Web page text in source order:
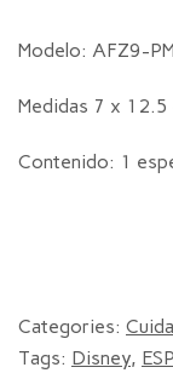
Modelo: AFZ9-
Medidas 7 x 12.5
Contenido: 1
Categories:
Tags: Disney,